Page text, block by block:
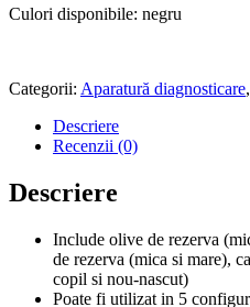
Culori disponibile: negru
Categorii: Aparatură diagnosticare,
Descriere
Recenzii (0)
Descriere
Include olive de rezerva
de rezerva (mica si mare),
copil si nou-nascut)
Poate fi utilizat in 5